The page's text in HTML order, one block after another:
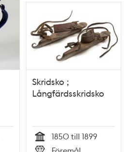
Skridsko ;
Långfärdsskridsko
Tid
1850 till 1899